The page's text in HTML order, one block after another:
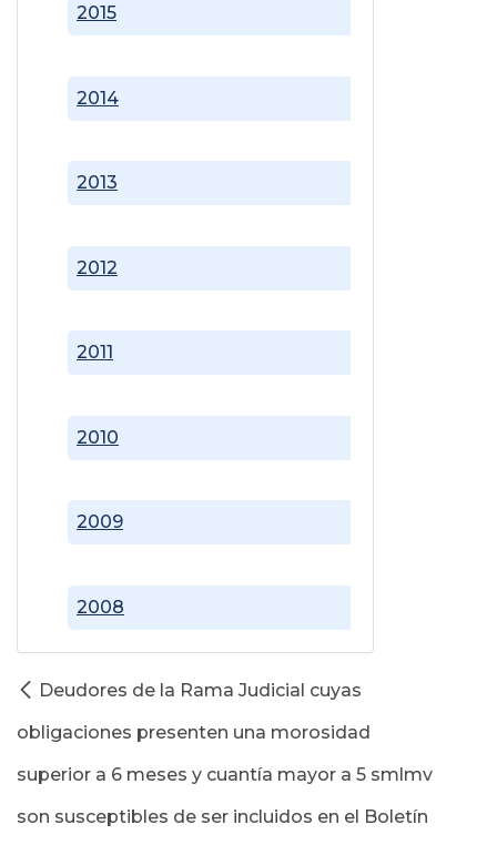
2008
2009
2010
2011
2012
2013
2014
2015
Deudores de la Rama Judicial cuyas
obligaciones presenten una morosidad
superior a 6 meses y cuantía mayor a 5 smlmv
son susceptibles de ser incluidos en el Boletín